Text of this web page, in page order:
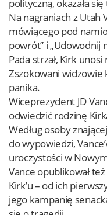
polityczną, okazała
Na nagraniach z Utah
mówiącego pod
powrót” i „Udowodnij
Pada strzał, Kirk
Zszokowani widzowie
panika.
Wiceprezydent JD
odwiedzić rodzinę
Według osoby
do wypowiedzi,
uroczystości w
Vance opublikował
Kirk’u – od ich
jego kampanię